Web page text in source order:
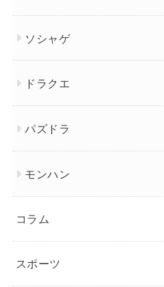
ソシャゲ
ドラクエ
パズドラ
モンハン
コラム
スポーツ